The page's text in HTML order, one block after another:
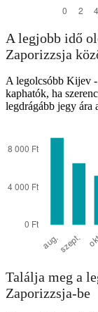
A legjobb idő
Zaporizzsja
A legolcsóbb Kijev
kaphatók, ha
legdrágább jegy ára
Találja meg a
Zaporizzsja-be